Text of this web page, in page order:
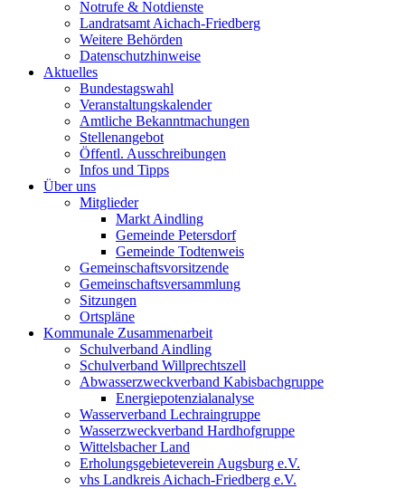
Notrufe & Notdienste
Landratsamt Aichach-Friedberg
Weitere Behörden
Datenschutzhinweise
Aktuelles
Bundestagswahl
Veranstaltungskalender
Amtliche Bekanntmachungen
Stellenangebot
Öffentl. Ausschreibungen
Infos und Tipps
Über uns
Mitglieder
Markt Aindling
Gemeinde Petersdorf
Gemeinde Todtenweis
Gemeinschaftsvorsitzende
Gemeinschaftsversammlung
Sitzungen
Ortspläne
Kommunale Zusammenarbeit
Schulverband Aindling
Schulverband Willprechtszell
Abwasserzweckverband Kabisbachgruppe
Energiepotenzialanalyse
Wasserverband Lechraingruppe
Wasserzweckverband Hardhofgruppe
Wittelsbacher Land
Erholungsgebieteverein Augsburg e.V.
vhs Landkreis Aichach-Friedberg e.V.